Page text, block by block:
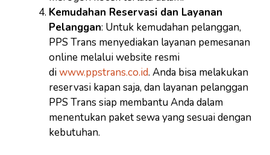
Kemudahan Reservasi dan Layanan
Pelanggan: Untuk kemudahan pelanggan,
PPS Trans menyediakan layanan pemesanan
online melalui website resmi
diwww.ppstrans.co.id. Anda bisa melakukan
reservasi kapan saja, dan layanan pelanggan
PPS Trans siap membantu Anda dalam
menentukan paket sewa yang sesuai dengan
kebutuhan.